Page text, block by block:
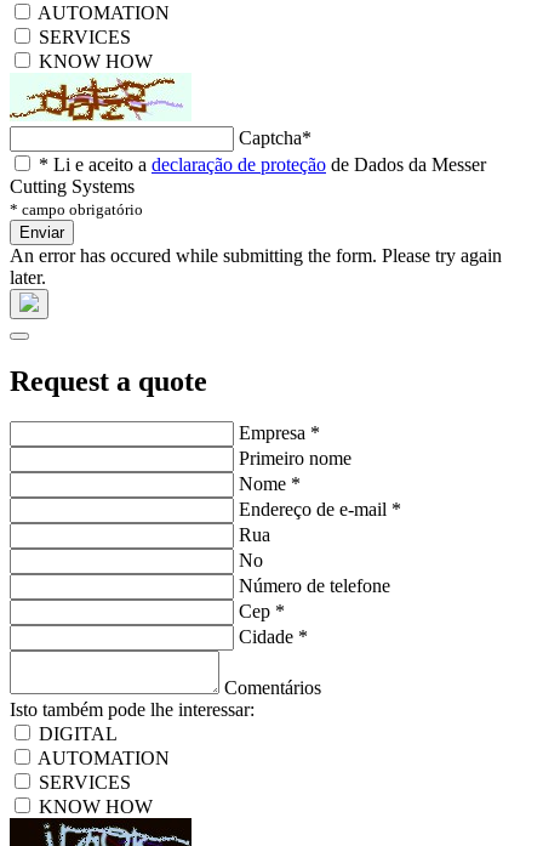
AUTOMATION
SERVICES
KNOW HOW
Captcha*
* Li e aceito a declaração de proteção de Dados da Messer
Cutting Systems
* campo obrigatório
Enviar
An error has occured while submitting the form. Please try again
later.
Request a quote
Empresa *
Primeiro nome
Nome *
Endereço de e-mail *
Rua
No
Número de telefone
Cep *
Cidade *
Comentários
Isto também pode lhe interessar:
DIGITAL
AUTOMATION
SERVICES
KNOW HOW